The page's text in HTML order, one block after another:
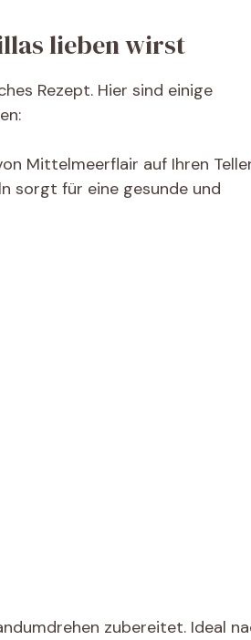
lieben wirst
Rezept. Hier sind einige
Mittelmeerflair auf Ihren
sorgt für eine gesunde und
zubereitet. Ideal